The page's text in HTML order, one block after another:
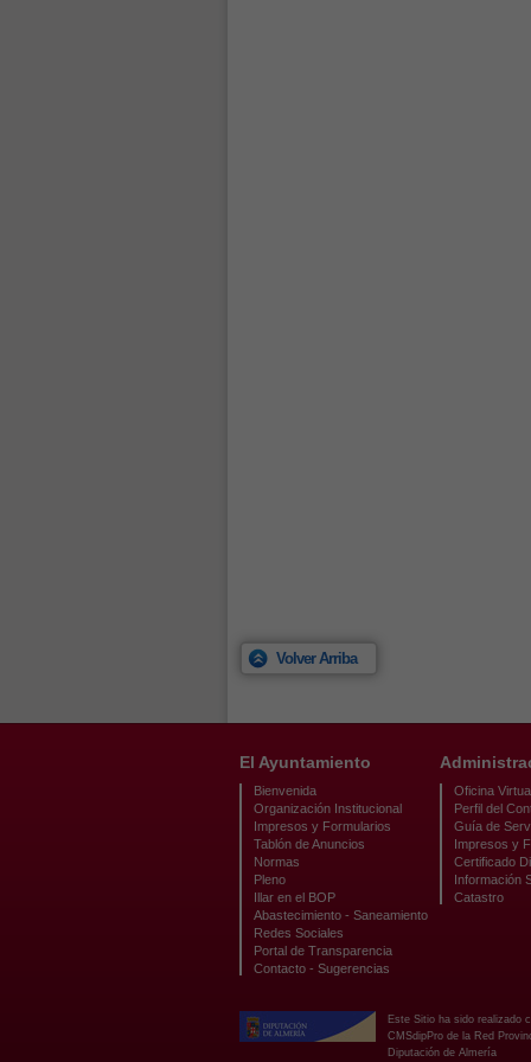
Volver Arriba
El Ayuntamiento
Bienvenida
Organización Institucional
Impresos y Formularios
Tablón de Anuncios
Normas
Pleno
Illar en el BOP
Abastecimiento - Saneamiento
Redes Sociales
Portal de Transparencia
Contacto - Sugerencias
Oficina
Perfil del
Guía de
Impresos y
Certificado
Información
Catastro
Este Sitio ha sido realizado
CMSdipPro de la Red
Diputación de Almería